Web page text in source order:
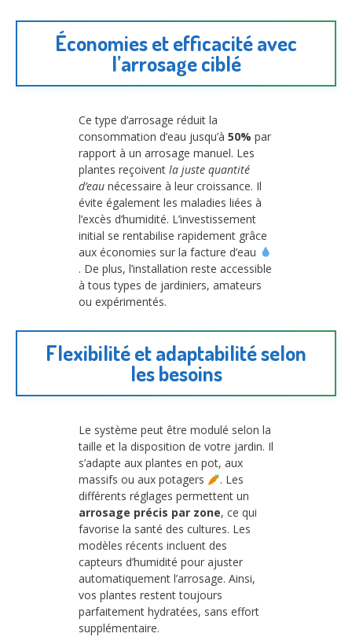
Économies et efficacité avec
l’arrosage ciblé
Ce type d’arrosage réduit la
consommation d’eau jusqu’à 50% par
rapport à un arrosage manuel. Les
plantes reçoivent la juste quantité
d’eau nécessaire à leur croissance. Il
évite également les maladies liées à
l’excès d’humidité. L’investissement
initial se rentabilise rapidement grâce
aux économies sur la facture d’eau
. De plus, l’installation reste accessible
à tous types de jardiniers, amateurs
ou expérimentés.
Flexibilité et adaptabilité selon
les besoins
Le système peut être modulé selon la
taille et la disposition de votre jardin. Il
s’adapte aux plantes en pot, aux
massifs ou aux potagers
. Les
différents réglages permettent un
arrosage précis par zone, ce qui
favorise la santé des cultures. Les
modèles récents incluent des
capteurs d’humidité pour ajuster
automatiquement l’arrosage. Ainsi,
vos plantes restent toujours
parfaitement hydratées, sans effort
supplémentaire.